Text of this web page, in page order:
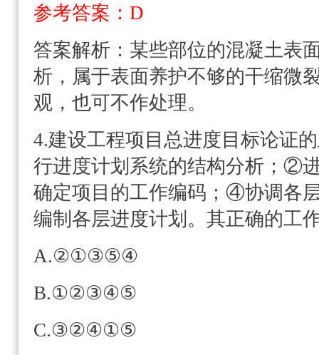
参考答案：D
答案解析： 某些部位的混凝土表
析，属于表面养护不够的干缩微
观，也可不作处理。
4.建设工程项目总进度目标论证
行进度计划系统的结构分析；②
确定项目的工作编码；④协调各
编制各层进度计划。其正确的工
A.②①③⑤④
B.①②③④⑤
C.③②④①⑤